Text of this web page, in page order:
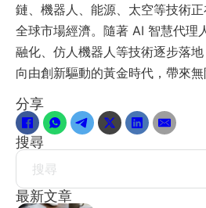
鏈、機器人、能源、太空等技術
全球市場經濟。隨著 AI 智慧代理
融化、仿人機器人等技術逐步落
向由創新驅動的黃金時代，帶來無
分享
搜尋
Search
最新文章